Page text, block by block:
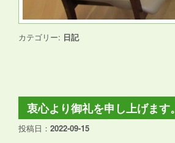
カテゴリー: 日記
衷心より御礼を申し上げます。
投稿日： 2022-09-15